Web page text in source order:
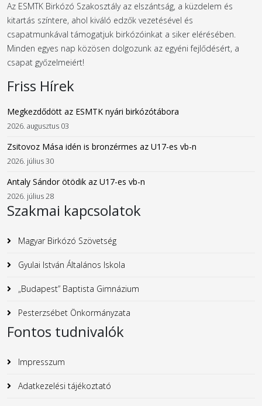
Az ESMTK Birkózó Szakosztály az elszántság, a küzdelem és
kitartás színtere, ahol kiváló edzők vezetésével és
csapatmunkával támogatjuk birkózóinkat a siker elérésében.
Minden egyes nap közösen dolgozunk az egyéni fejlődésért, a
csapat győzelmeiért!
Friss Hírek
Megkezdődött az ESMTK nyári birkózótábora
2026. augusztus 03
Zsitovoz Mása idén is bronzérmes az U17-es vb-n
2026. július 30
Antaly Sándor ötödik az U17-es vb-n
2026. július 28
Szakmai kapcsolatok
Magyar Birkózó Szövetség
Gyulai István Általános Iskola
„Budapest” Baptista Gimnázium
Pesterzsébet Önkormányzata
Fontos tudnivalók
Impresszum
Adatkezelési tájékoztató